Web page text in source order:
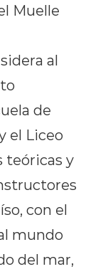
Muelle
al
de
el Liceo
teóricas y
con el
mundo
del mar,